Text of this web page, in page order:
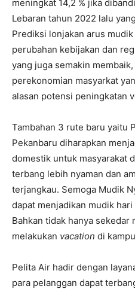
meningkat 14,2 % jika
Lebaran tahun 2022 lalu
Prediksi lonjakan arus
perubahan kebijakan dan
yang juga semakin
perekonomian masyarkat
alasan potensi peningkatan
Tambahan 3 rute baru yaitu
Pekanbaru diharapkan
domestik untuk masyarakat
terbang lebih nyaman dan
terjangkau. Semoga Mudik
dapat menjadikan mudik
Bahkan tidak hanya sekedar
melakukan vacation di
Pelita Air hadir dengan
para pelanggan dapat